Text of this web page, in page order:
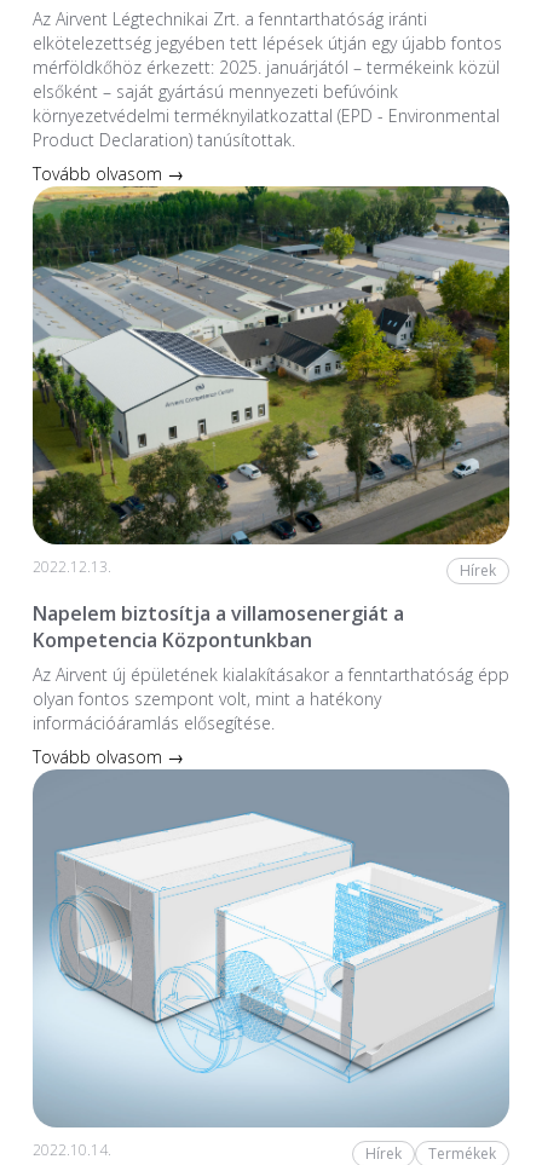
Az Airvent Légtechnikai Zrt. a fenntarthatóság iránti
elkötelezettség jegyében tett lépések útján egy újabb fontos
mérföldkőhöz érkezett: 2025. januárjától – termékeink közül
elsőként – saját gyártású mennyezeti befúvóink
környezetvédelmi terméknyilatkozattal (EPD - Environmental
Product Declaration) tanúsítottak.
Tovább olvasom →
2022.12.13. Hírek
Napelem biztosítja a villamosenergiát a
Kompetencia Központunkban
Az Airvent új épületének kialakításakor a fenntarthatóság épp
olyan fontos szempont volt, mint a hatékony
információáramlás elősegítése.
Tovább olvasom →
2022.10.14. Hírek Termékek